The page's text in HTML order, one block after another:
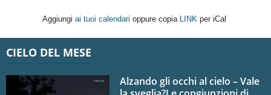
Aggiungi ai tuoi calendari oppure copia LINK per iCal
CIELO DEL MESE
Alzando gli occhi al cielo – Vale